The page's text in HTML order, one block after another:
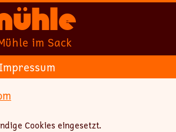
im Sack
Impressum
Cookies eingesetzt.